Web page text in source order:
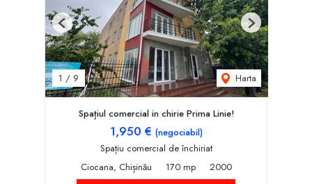
1 / 9 Harta
Previous Next
Spațiul comercial in chirie Prima Linie!
1,950 € (negociabil)
Spațiu comercial de închiriat
Ciocana, Chișinău
170 mp
2000